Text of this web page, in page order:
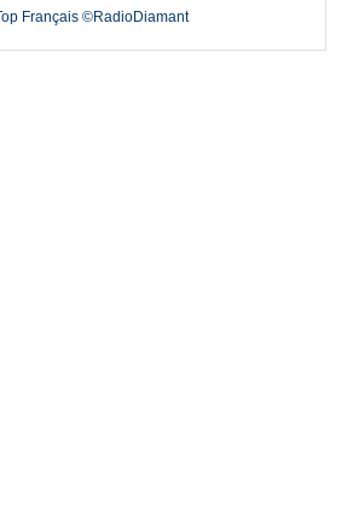
Français ©RadioDiamant